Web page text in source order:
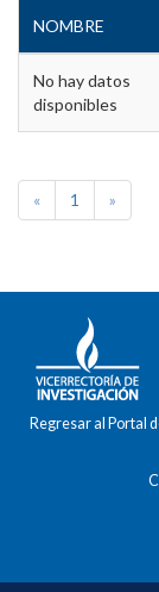
NOMBRE
No hay datos
disponibles
« 1 »
Regresar al Portal